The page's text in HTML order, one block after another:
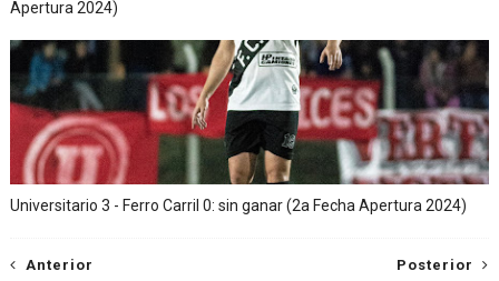
Apertura 2024)
Universitario 3 - Ferro Carril 0: sin ganar (2a Fecha Apertura 2024)
Posterior
Anterior